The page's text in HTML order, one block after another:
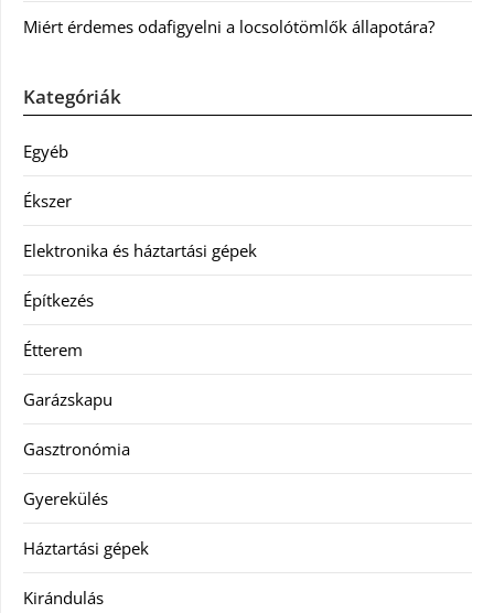
Miért érdemes odafigyelni a locsolótömlők állapotára?
Kategóriák
Egyéb
Ékszer
Elektronika és háztartási gépek
Építkezés
Étterem
Garázskapu
Gasztronómia
Gyerekülés
Háztartási gépek
Kirándulás